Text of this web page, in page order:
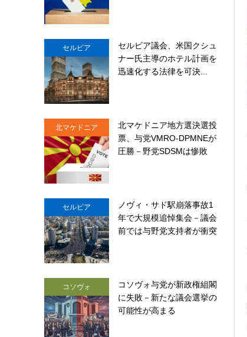
セルビア
セルビア議会、米国クシュ
ナー氏主導のホテル計画を
迅速化する法律を可決...
北マケドニア
北マケドニア地方選決選投
票、与党VMRO-DPMNEが
圧勝－野党SDSMは惨敗
セルビア
ノヴィ・サド駅崩落事故1
年で大規模追悼集会－議会
前では与野党支持者が衝突
コソヴォ
コソヴォ与党が新政権組閣
に失敗－新たな議会選挙の
可能性が高まる